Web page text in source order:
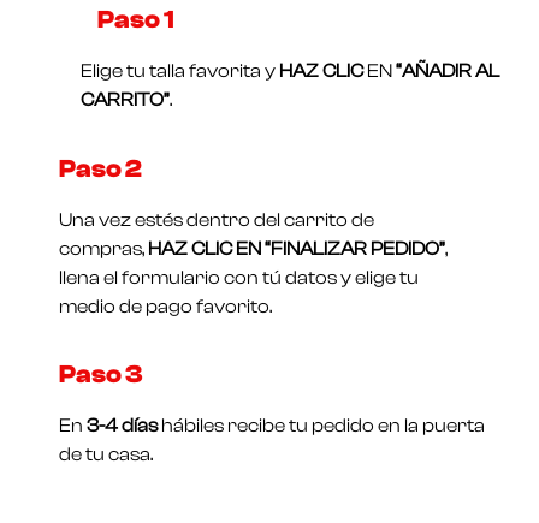
Paso 1​
Elige tu talla favorita y HAZ CLICEN “AÑADIR AL
CARRITO”.
Paso 2
Una vez estés dentro del carrito de
compras, HAZ CLIC EN “FINALIZAR PEDIDO”,
llena el formulario con tú datos y elige tu
medio de pago favorito.
Paso 3
En3-4 díashábiles recibe tu pedido en la puerta
de tu casa.